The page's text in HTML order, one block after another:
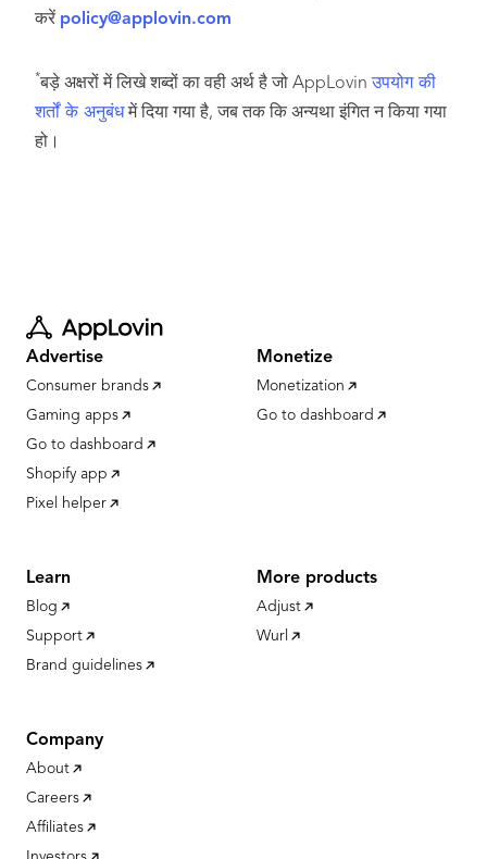
करें policy@applovin.com
*बड़े अक्षरों में लिखे शब्दों का वही अर्थ है जो AppLovinउपयोग की
शर्तों के अनुबंधमें दिया गया है, जब तक कि अन्यथा इंगित न किया गया
हो।
Advertise
Consumer brands
Gaming apps
Go to dashboard
Shopify app
Pixel helper
Monetize
Monetization
Go to dashboard
Learn
Blog
Support
Brand guidelines
More products
Adjust
Wurl
Company
About
Careers
Affiliates